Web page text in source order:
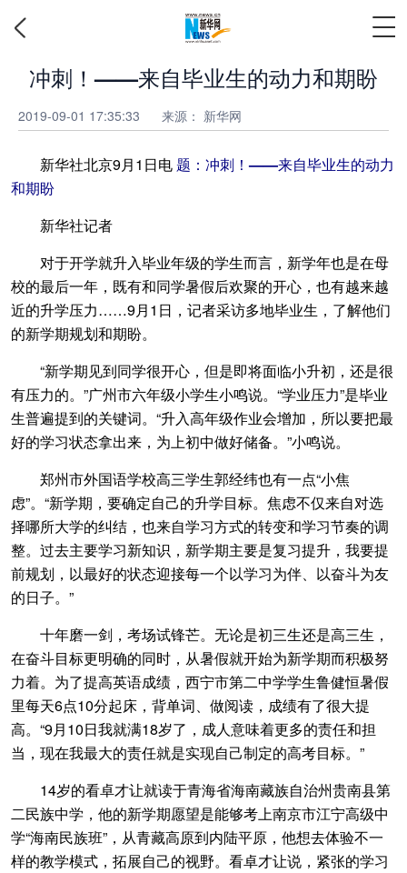
冲刺！——来自毕业生的动力和期盼
2019-09-01 17:35:33 来源： 新华网
新华社北京9月1日电题：冲刺！——来自毕业生的动力
和期盼
新华社记者
对于开学就升入毕业年级的学生而言，新学年也是在母
校的最后一年，既有和同学暑假后欢聚的开心，也有越来越
近的升学压力……9月1日，记者采访多地毕业生，了解他们
的新学期规划和期盼。
“新学期见到同学很开心，但是即将面临小升初，还是很
有压力的。”广州市六年级小学生小鸣说。“学业压力”是毕业
生普遍提到的关键词。“升入高年级作业会增加，所以要把最
好的学习状态拿出来，为上初中做好储备。”小鸣说。
郑州市外国语学校高三学生郭经纬也有一点“小焦
虑”。“新学期，要确定自己的升学目标。焦虑不仅来自对选
择哪所大学的纠结，也来自学习方式的转变和学习节奏的调
整。过去主要学习新知识，新学期主要是复习提升，我要提
前规划，以最好的状态迎接每一个以学习为伴、以奋斗为友
的日子。”
十年磨一剑，考场试锋芒。无论是初三生还是高三生，
在奋斗目标更明确的同时，从暑假就开始为新学期而积极努
力着。为了提高英语成绩，西宁市第二中学学生鲁健恒暑假
里每天6点10分起床，背单词、做阅读，成绩有了很大提
高。“9月10日我就满18岁了，成人意味着更多的责任和担
当，现在我最大的责任就是实现自己制定的高考目标。”
14岁的看卓才让就读于青海省海南藏族自治州贵南县第
二民族中学，他的新学期愿望是能够考上南京市江宁高级中
学“海南民族班”，从青藏高原到内陆平原，他想去体验不一
样的教学模式，拓展自己的视野。看卓才让说，紧张的学习